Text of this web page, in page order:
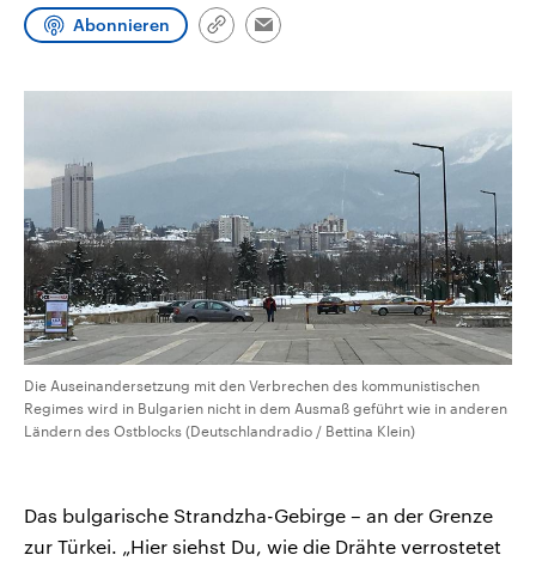
Wahl.
Audio-Archiv
Abonnieren
Link
Email
Die Auseinandersetzung mit den Verbrechen des kommunistischen
Regimes wird in Bulgarien nicht in dem Ausmaß geführt wie in anderen
Ländern des Ostblocks (Deutschlandradio / Bettina Klein)
Das bulgarische Strandzha-Gebirge – an der Grenze
zur Türkei. „Hier siehst Du, wie die Drähte verrostetet